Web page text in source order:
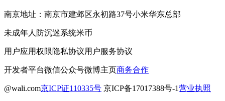
南京地址：南京市建邺区永初路37号小米华东总部
未成年人防沉迷系统米币
用户应用权限隐私协议用户服务协议
开发者平台微信公众号微博主页商务合作
@wali.com京ICP证110335号 京ICP备17017388号-1营业执照